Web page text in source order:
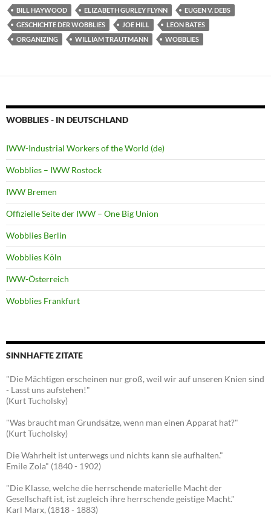
BILL HAYWOOD ELIZABETH GURLEY FLYNN
EUGEN V. DEBS
GESCHICHTE DER WOBBLIES
JOE HILL
LEON BATES
ORGANIZING
WILLIAM TRAUTMANN WOBBLIES
WOBBLIES - IN DEUTSCHLAND
IWW-Industrial Workers of the World (de)
Wobblies – IWW Rostock
IWW Bremen
Offizielle Seite der IWW – One Big Union
Wobblies Berlin
Wobblies Köln
IWW-Österreich
Wobblies Frankfurt
SINNHAFTE ZITATE
"Die Mächtigen erscheinen nur groß, weil wir auf unseren Knien sind
- Lasst uns aufstehen!"
(Kurt Tucholsky)
"Was braucht man Grundsätze, wenn man einen Apparat hat?"
(Kurt Tucholsky)
Die Wahrheit ist unterwegs und nichts kann sie aufhalten."
Emile Zola" (1840 - 1902)
"Die Klasse, welche die herrschende materielle Macht der
Gesellschaft ist, ist zugleich ihre herrschende geistige Macht."
Karl Marx, (1818 - 1883)